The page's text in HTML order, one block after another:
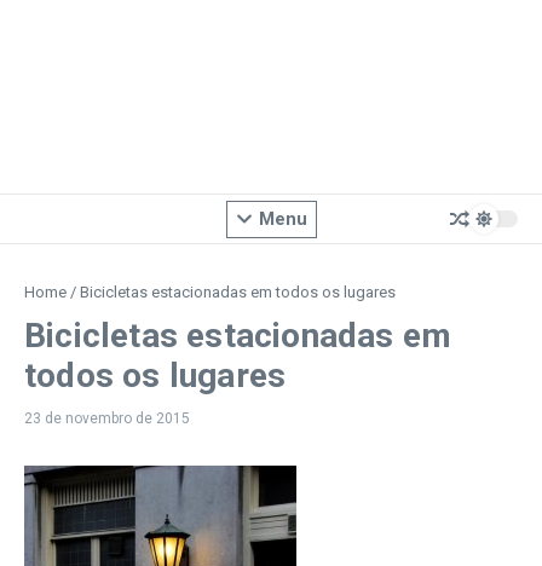
Menu
Home / Bicicletas estacionadas em todos os lugares
Bicicletas estacionadas em
todos os lugares
23 de novembro de 2015